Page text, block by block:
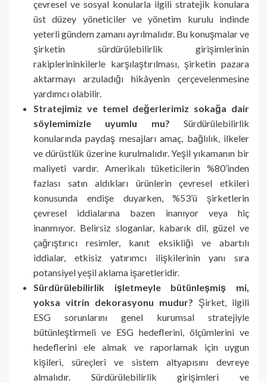
çevresel ve sosyal konularla ilgili stratejik konulara
üst düzey yöneticiler ve yönetim kurulu indinde
yeterli gündem zamanı ayrılmalıdır. Bu konuşmalar ve
şirketin sürdürülebilirlik girişimlerinin
rakiplerininkilerle karşılaştırılması, şirketin pazara
aktarmayı arzuladığı hikâyenin çerçevelenmesine
yardımcı olabilir.
Stratejimiz ve temel değerlerimiz sokağa dair
söylemimizle uyumlu mu? Sürdürülebilirlik
konularında paydaş mesajları amaç, bağlılık, ilkeler
ve dürüstlük üzerine kurulmalıdır. Yeşil yıkamanın bir
maliyeti vardır. Amerikalı tüketicilerin %80’inden
fazlası satın aldıkları ürünlerin çevresel etkileri
konusunda endişe duyarken, %53’ü şirketlerin
çevresel iddialarına bazen inanıyor veya hiç
inanmıyor. Belirsiz sloganlar, kabarık dil, güzel ve
çağrıştırıcı resimler, kanıt eksikliği ve abartılı
iddialar, etkisiz yatırımcı ilişkilerinin yanı sıra
potansiyel yeşil aklama işaretleridir.
Sürdürülebilirlik işletmeyle bütünleşmiş mi,
yoksa vitrin dekorasyonu mudur? Şirket, ilgili
ESG sorunlarını genel kurumsal stratejiyle
bütünleştirmeli ve ESG hedeflerini, ölçümlerini ve
hedeflerini ele almak ve raporlamak için uygun
kişileri, süreçleri ve sistem altyapısını devreye
almalıdır. Sürdürülebilirlik girişimleri ve